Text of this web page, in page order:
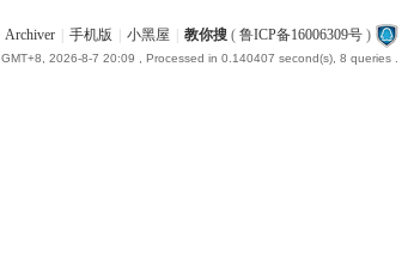
Archiver 手机版 小黑屋 教你搜( 鲁ICP备16006309号)
GMT+8, 2026-8-7 20:09 , Processed in 0.140407 second(s), 8 queries .